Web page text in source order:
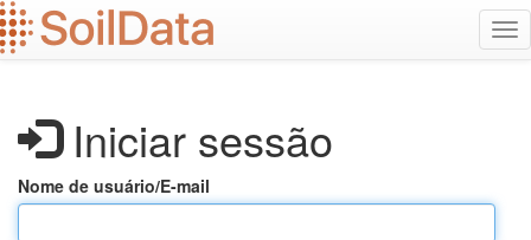
Ir
para
o
Iniciar sessão
Nome de usuário/E-mail